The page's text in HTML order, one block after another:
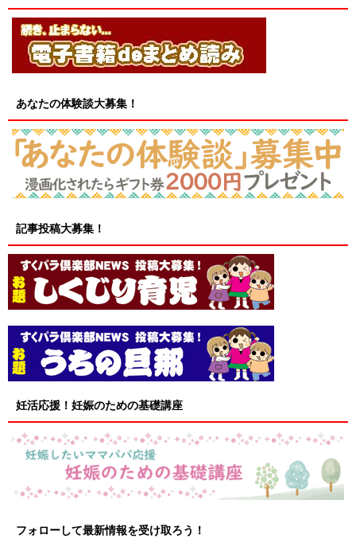
あなたの体験談大募集！
記事投稿大募集！
妊活応援！妊娠のための基礎講座
フォローして最新情報を受け取ろう！